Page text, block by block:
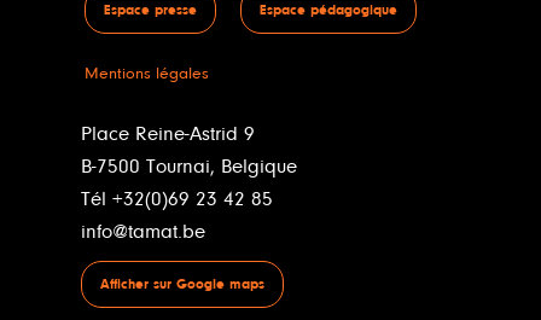
Espace presse Espace pédagogique
Mentions légales
Place Reine-Astrid 9
B-7500 Tournai, Belgique
Tél +32(0)69 23 42 85
info@tamat.be
Afficher sur Google maps